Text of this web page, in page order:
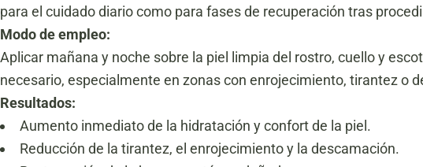
para el cuidado diario como para fases de recuperación tras
Modo de empleo:
Aplicar mañana y noche sobre la piel limpia del rostro, cuello y
necesario, especialmente en zonas con enrojecimiento, tirantez o
Resultados:
Aumento inmediato de la hidratación y confort de la piel.
Reducción de la tirantez, el enrojecimiento y la descamación.